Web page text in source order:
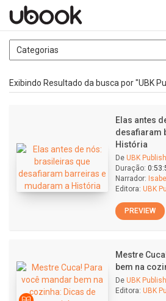
Exibindo Resultado da busca por "UBK
Elas antes
desafiaram
História
De UBK
Duração:
Narrador:
Editora: UBK
PREVIEW
Mestre
bem na
De UBK
Editora: UBK